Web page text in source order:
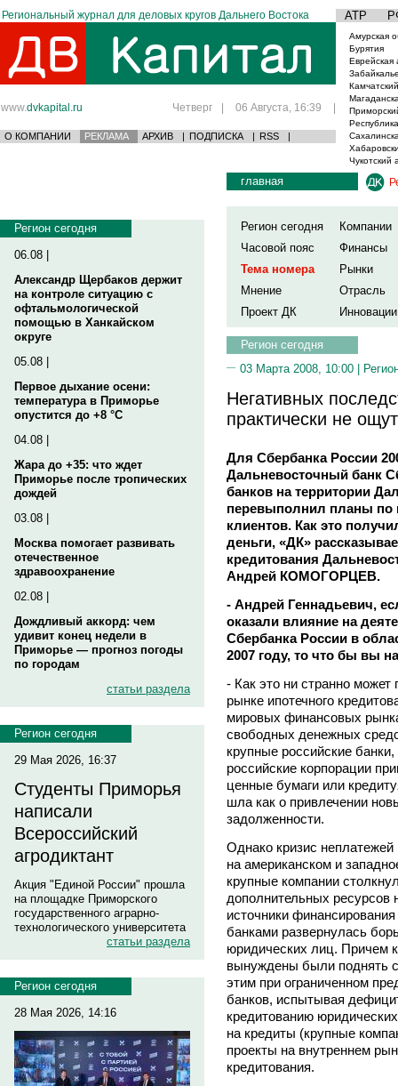
Региональный журнал для деловых кругов Дальнего Востока АТР
www.dvkapital.ru Четверг | 06 Августа, 16:39 |
О КОМПАНИИ РЕКЛАМА АРХИВ | ПОДПИСКА | RSS |
Амурская
Бурятия
Еврейская
Чукотский
Регион сегодня
06.08 |
Александр Щербаков держит
на контроле ситуацию с
офтальмологической
помощью в Ханкайском
округе
05.08 |
Первое дыхание осени:
температура в Приморье
опустится до +8 °C
04.08 |
Жара до +35: что ждет
Приморье после тропических
дождей
03.08 |
Москва помогает развивать
отечественное
здравоохранение
02.08 |
Дождливый аккорд: чем
удивит конец недели в
Приморье — прогноз погоды
по городам
статьи раздела
Регион сегодня
29 Мая 2026, 16:37
Студенты Приморья
написали
Всероссийский
агродиктант
Акция "Единой России" прошла
на площадке Приморского
государственного аграрно-
технологического университета
статьи раздела
Регион сегодня
28 Мая 2026, 14:16
главная
Регион сегодня
Компании
Часовой пояс
Финансы
Тема номера
Рынки
Мнение
Отрасль
Проект ДК
Инновации
Регион сегодня
03 Марта 2008, 10:00 |
Негативных
практически не
Для Сбербанка России
Дальневосточный банк
банков на территории
перевыполнил планы по
клиентов. Как это
деньги, «ДК»
кредитования
Андрей КОМОГОРЦЕВ.
- Андрей Геннадьевич,
оказали влияние на
Сбербанка России в
2007 году, то что бы вы
- Как это ни странно может
рынке ипотечного
мировых финансовых
свободных денежных
крупные российские
российские корпорации
ценные бумаги или
шла как о привлечении
задолженности.
Однако кризис
на американском и
крупные компании
дополнительных ресурсов
источники
банками развернулась
юридических лиц. Причем
вынуждены были поднять
этим при ограниченном
банков, испытывая
кредитованию
на кредиты (крупные
проекты на внутреннем
кредитования.